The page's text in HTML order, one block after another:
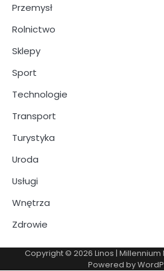
Przemysł
Rolnictwo
Sklepy
Sport
Technologie
Transport
Turystyka
Uroda
Usługi
Wnętrza
Zdrowie
Copyright © 2026 Linos | Millennium
Powered by